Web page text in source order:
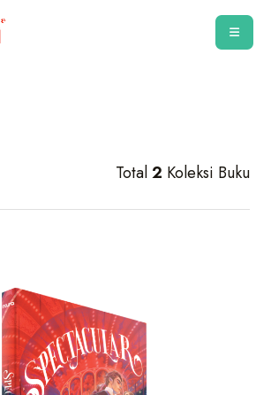
Total2 Koleksi Buku